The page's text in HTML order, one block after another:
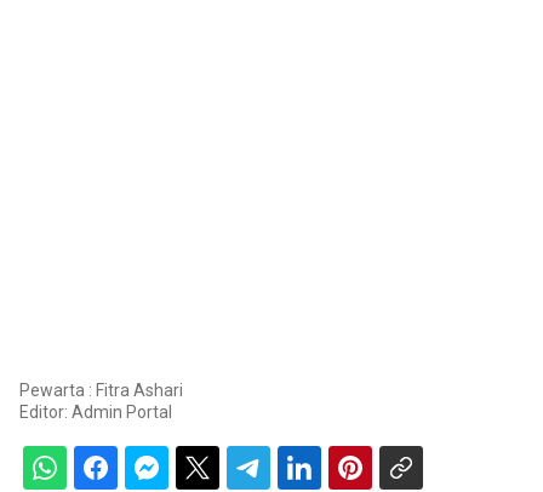
Pewarta : Fitra Ashari
Editor: Admin Portal